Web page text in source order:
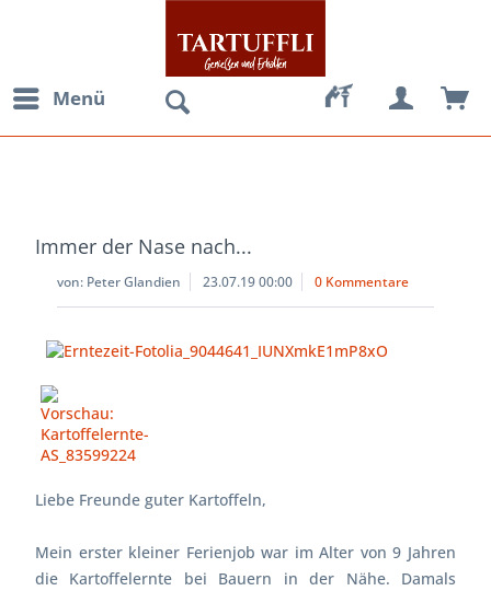
Menü
Immer der Nase nach...
von: Peter Glandien 23.07.19 00:00 0 Kommentare
Liebe Freunde guter Kartoffeln,
Mein erster kleiner Ferienjob war im Alter von 9 Jahren
die Kartoffelernte bei Bauern in der Nähe. Damals